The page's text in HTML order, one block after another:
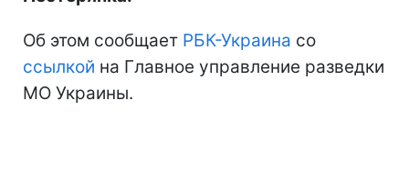
Об этом сообщает РБК-Украина со
ссылкой на Главное управление разведки
МО Украины.